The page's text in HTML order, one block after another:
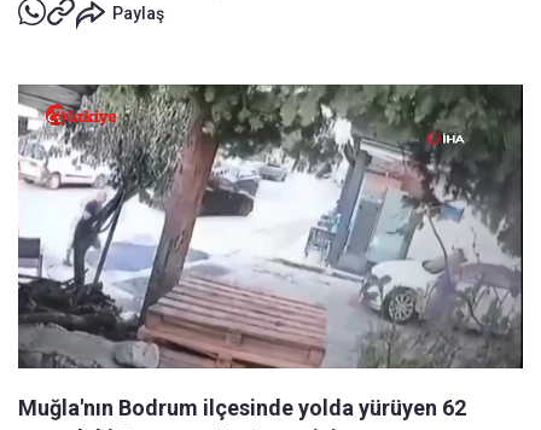
Paylaş
Muğla'nın Bodrum ilçesinde yolda yürüyen 62